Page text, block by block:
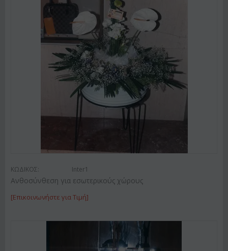
ΚΩΔΙΚΟΣ: Inter1
Ανθοσύνθεση για εσωτερικούς χώρους
[Επικοινωνήστε για Τιμή]